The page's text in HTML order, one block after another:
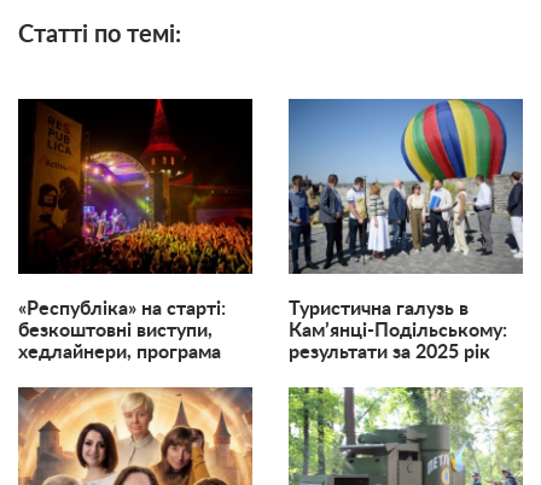
Статті по темі:
«Республіка» на старті:
безкоштовні виступи,
хедлайнери, програма
Туристична галузь в
Кам’янці-Подільському:
результати за 2025 рік